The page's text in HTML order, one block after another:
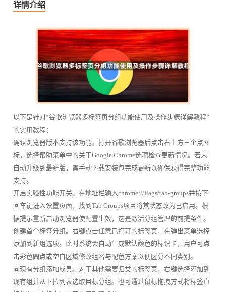
详情介绍
以下是针对“谷歌浏览器多标签页分组功能使用及操作步骤详解教程”
的实用教程：
确认浏览器版本支持该功能。打开谷歌浏览器后点击右上方三个点图
标，选择帮助菜单中的关于Google Chrome选项检查更新情况。若未
自动升级到最新版，需手动下载安装包完成更新以确保获得完整功能
支持。
开启实验性功能开关。在地址栏输入chrome://flags/tab-groups并按下
回车键进入设置页面，找到Tab Groups项目将其状态改为已启用。根
据提示重新启动浏览器使配置生效，这是激活分组管理的前提条件。
创建首个标签分组。右键点击任意已打开的标签页，在弹出菜单选择
添加到新组选项。此时系统会自动生成默认颜色的标识卡，用户可点
击彩色圆点或空白区域修改组名与配色方案以便区分不同类别。
向现有分组添加成员。对于其他需要归类的标签页，右键选择添加到
现有组并从下拉列表选取目标分组。也可通过鼠标拖拽方式将标签直